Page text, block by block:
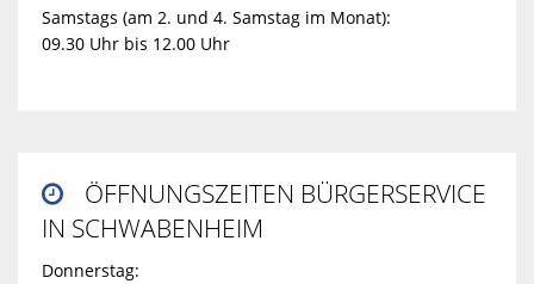
Samstags (am 2. und 4. Samstag im Monat):
09.30 Uhr bis 12.00 Uhr

ÖFFNUNGSZEITEN BÜRGERSERVICE
IN SCHWABENHEIM
Donnerstag: